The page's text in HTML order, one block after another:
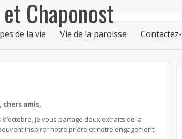
de la vie Vie de la paroisse
amis,
d’octobre, je vous partage deux extraits de la
inspirer notre prière et notre engagement.